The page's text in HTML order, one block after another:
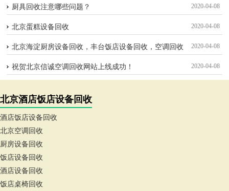
2020-04-08
厨具回收注意哪些问题？
2020-04-08
北京蛋糕设备回收
2020-04-08
北京海淀厨房设备回收，丰台饭店设备回收，空调回收
2020-04-08
祝贺北京信诚空调回收网站上线成功！
北京酒店饭店设备回收
酒店饭店设备回收
北京空调回收
厨房设备回收
饭店设备回收
酒店设备回收
饭店桌椅回收